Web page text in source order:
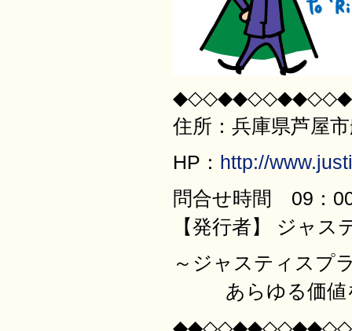
住所：兵庫県芦屋
HP： http://
問合せ時間 09：
【発行者】 ジャ
～ジャスティ
あらゆる価値を